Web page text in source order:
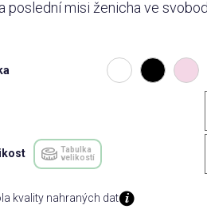
poslední misi ženicha ve
Tabulka
velikostí
kvality nahraných dat